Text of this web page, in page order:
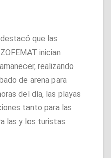
que las
inician
realizando
de arena para
del día, las playas
tanto para las
las y los turistas.